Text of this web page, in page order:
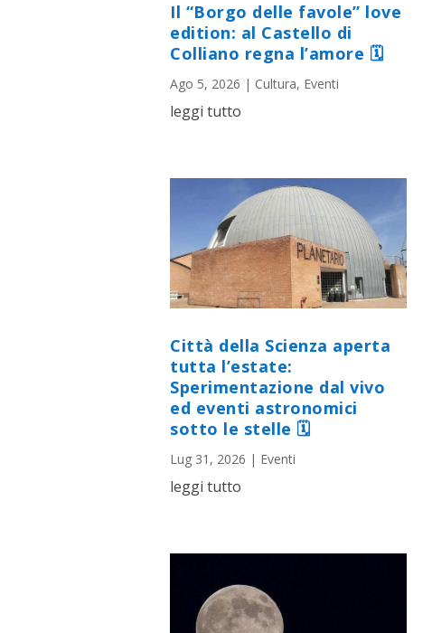
Il “Borgo delle favole” love
edition: al Castello di
Colliano regna l’amore 🗓
Ago 5, 2026 | Cultura, Eventi
leggi tutto
Città della Scienza aperta
tutta l’estate:
Sperimentazione dal vivo
ed eventi astronomici
sotto le stelle 🗓
Lug 31, 2026 | Eventi
leggi tutto